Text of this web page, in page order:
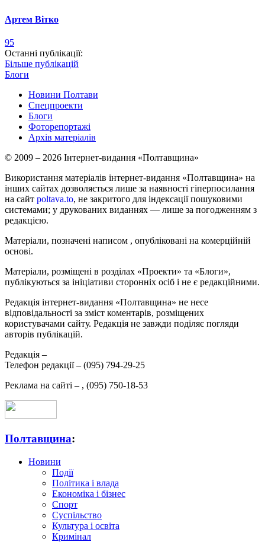
Артем Вітко
95
Останні публікації:
Більше публікацій
Блоги
Новини Полтави
Спецпроекти
Блоги
Фоторепортажі
Архів матеріалів
© 2009 – 2026 Інтернет-видання «Полтавщина»
Використання матеріалів інтернет-видання «Полтавщина» на
інших сайтах дозволяється лише за наявності гіперпосилання
на сайт poltava.to, не закритого для індексації пошуковими
системами; у друкованих виданнях — лише за погодженням з
редакцією.
Матеріали, позначені написом , опубліковані на комерційній
основі.
Матеріали, розміщені в розділах «Проекти» та «Блоги»,
публікуються за ініціативи сторонніх осіб і не є редакційними.
Редакція інтернет-видання «Полтавщина» не несе
відповідальності за зміст коментарів, розміщених
користувачами сайту. Редакція не завжди поділяє погляди
авторів публікацій.
Редакція –
Телефон редакції – (095) 794-29-25
Реклама на сайті – , (095) 750-18-53
Полтавщина:
Новини
Події
Політика і влада
Економіка і бізнес
Спорт
Суспільство
Культура і освіта
Кримінал